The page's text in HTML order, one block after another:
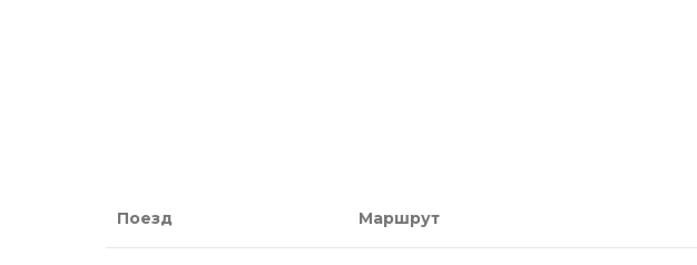
Поезд Маршрут